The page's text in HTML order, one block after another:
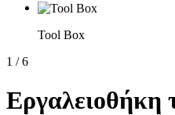
Tool Box
1 / 6
Εργαλειοθήκη